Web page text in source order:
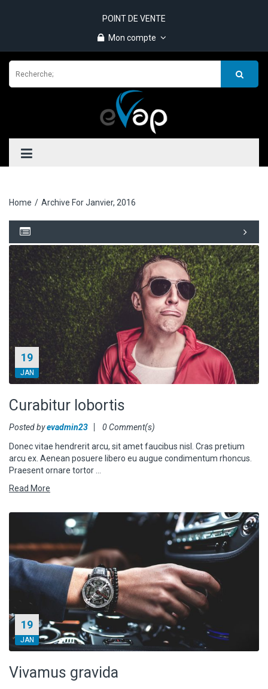
POINT DE VENTE
Mon compte
Home / Archive For Janvier, 2016
19
JAN
Curabitur lobortis
Posted byevadmin23
0 Comment(s)
Donec vitae hendrerit arcu, sit amet faucibus nisl. Cras pretium
arcu ex. Aenean posuere libero eu augue condimentum rhoncus.
Praesent ornare tortor …
Read More
19
JAN
Vivamus gravida